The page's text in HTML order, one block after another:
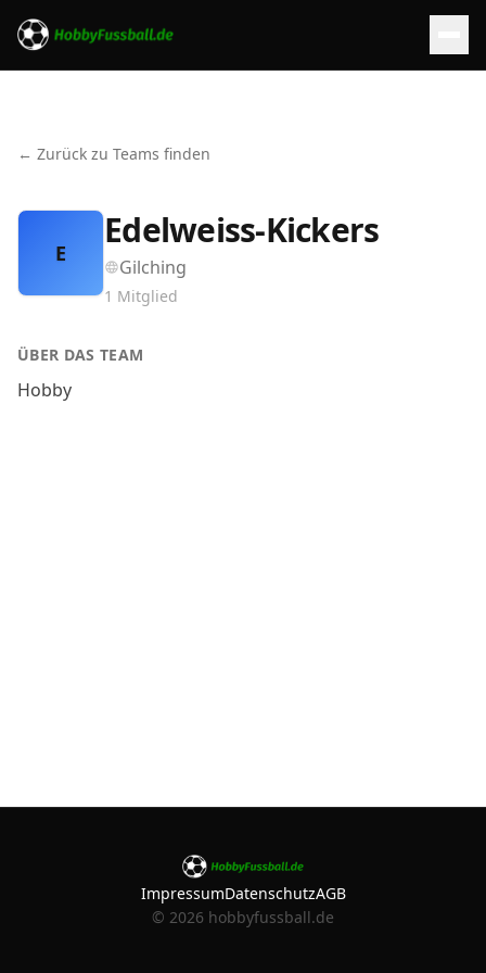
← Zurück zu Teams finden
E
Edelweiss-Kickers
Gilching
1 Mitglied
ÜBER DAS TEAM
Hobby
ImpressumDatenschutzAGB
© 2026 hobbyfussball.de